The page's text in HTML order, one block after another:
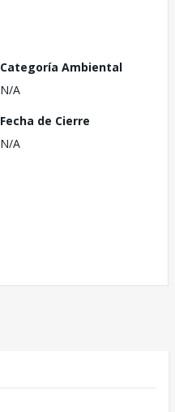
Categoría Ambiental
N/A
Fecha de Cierre
N/A